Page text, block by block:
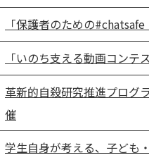
「保護者のための
「いのち支える動画コン
革新的自殺研究推進プログ
催
学生自身が考える、子ども